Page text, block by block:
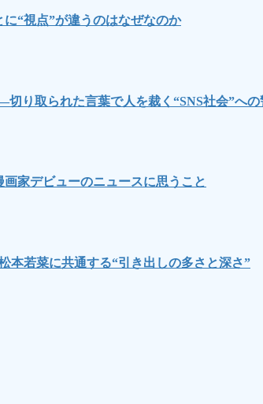
“視点”が違うのはなぜなのか
り取られた言葉で人を裁く“SNS社会”への
家デビューのニュースに思うこと
本若菜に共通する“引き出しの多さと深さ”